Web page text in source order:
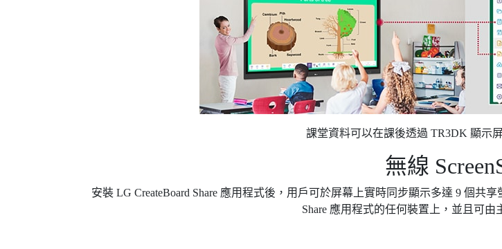
課堂資料可以在課後透過 TR3DK 顯示
無線
安裝 LG CreateBoard Share 應用程式後，用戶可於屏幕上實時同步顯示多達 9 個共
Share 應用程式的任何裝置上，並且可由